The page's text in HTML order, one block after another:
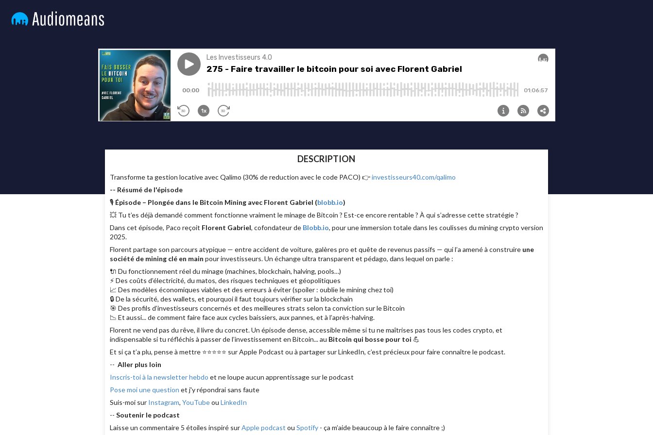
DESCRIPTION
Transforme ta gestion locative avec Qalimo (30% de reduction avec le code PACO) 👉investisseurs40.com/qalimo
-- Résumé de l'épisode
🎙️ Épisode – Plongée dans le Bitcoin Mining avec Florent Gabriel (blobb.io)
💥 Tu t’es déjà demandé comment fonctionne vraiment le minage de Bitcoin ? Est-ce encore rentable ? À qui s’adresse cette stratégie ?
Dans cet épisode, Paco reçoit Florent Gabriel, cofondateur de Blobb.io, pour une immersion totale dans les coulisses du mining crypto version
2025.
Florent partage son parcours atypique — entre accident de voiture, galères pro et quête de revenus passifs — qui l’a amené à construire une
société de mining clé en main pour investisseurs. Un échange ultra transparent et pédago, dans lequel on parle :
🔌 Du fonctionnement réel du minage (machines, blockchain, halving, pools…)
⚡ Des coûts d’électricité, du matos, des risques techniques et géopolitiques
📈 Des modèles économiques viables et des erreurs à éviter (spoiler : oublie le mining chez toi)
🔒 De la sécurité, des wallets, et pourquoi il faut toujours vérifier sur la blockchain
🎯 Des profils d’investisseurs concernés et des meilleures strats selon ta conviction sur le Bitcoin
📉 Et aussi... de comment faire face aux cycles baissiers, aux pannes, et à l’après-halving.
Florent ne vend pas du rêve, il livre du concret. Un épisode dense, accessible même si tu ne maîtrises pas tous les codes crypto, et
indispensable si tu réfléchis à passer de l’investissement en Bitcoin... au Bitcoin qui bosse pour toi 💪
Et si ça t’a plu, pense à mettre ⭐⭐⭐⭐⭐ sur Apple Podcast ou à partager sur LinkedIn, c’est précieux pour faire connaître le podcast.
-- Aller plus loin
Inscris-toi à la newsletter hebdo et ne loupe aucun apprentissage sur le podcast
Pose moi une question et j'y répondrai sans faute
Suis-moi sur Instagram, YouTubeou LinkedIn
-- Soutenir le podcast
Laisse un commentaire 5 étoiles inspiré surApple podcast ou Spotify- ça m’aide beaucoup à le faire connaître ;)